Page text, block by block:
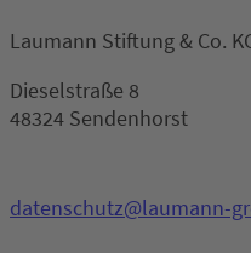
Laumann Stiftung & Co.
Dieselstraße 8
48324 Sendenhorst
datenschutz@laumann-